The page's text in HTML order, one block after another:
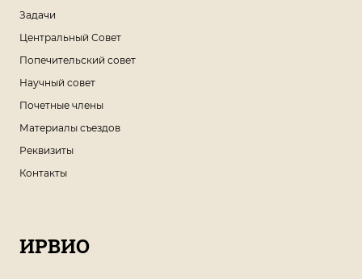
Задачи
Центральный Совет
Попечительский совет
Научный совет
Почетные члены
Материалы съездов
Реквизиты
Контакты
ИРВИО